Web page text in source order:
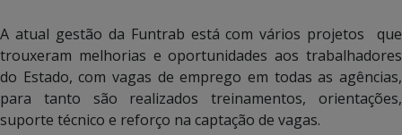
A atual gestão da Funtrab está com vários projetos que
trouxeram melhorias e oportunidades aos trabalhadores
do Estado, com vagas de emprego em todas as agências,
para tanto são realizados treinamentos, orientações,
suporte técnico e reforço na captação de vagas.